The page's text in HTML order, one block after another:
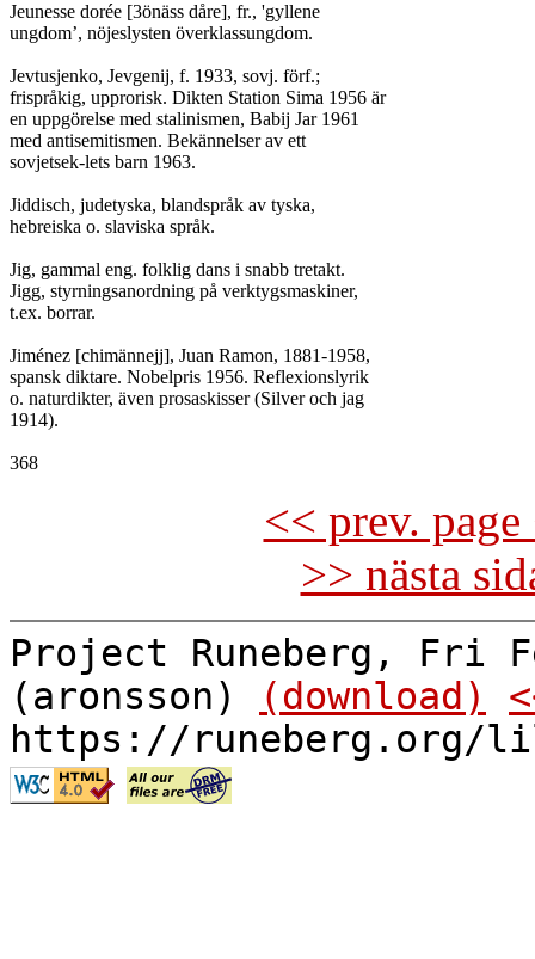
Jeunesse dorée [3önäss dåre], fr., 'gyllene
ungdom’, nöjeslysten överklassungdom.
Jevtusjenko, Jevgenij, f. 1933, sovj. förf.;
frispråkig, upprorisk. Dikten Station Sima 1956 är
en uppgörelse med stalinismen, Babij Jar 1961
med antisemitismen. Bekännelser av ett
sovjetsek-lets barn 1963.
Jiddisch, judetyska, blandspråk av tyska,
hebreiska o. slaviska språk.
Jig, gammal eng. folklig dans i snabb tretakt.
Jigg, styrningsanordning på verktygsmaskiner,
t.ex. borrar.
Jiménez [chimännejj], Juan Ramon, 1881-1958,
spansk diktare. Nobelpris 1956. Reflexionslyrik
o. naturdikter, även prosaskisser (Silver och jag
1914).
<< prev.
>> nästa
Project Runeberg, Fri
(aronsson)
(download)
https://runeberg.org/